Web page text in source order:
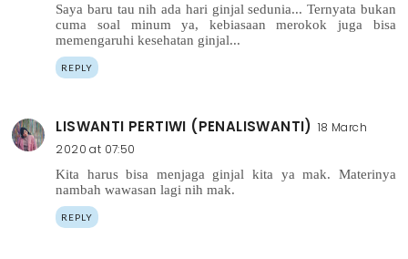
Saya baru tau nih ada hari ginjal sedunia... Ternyata bukan
cuma soal minum ya, kebiasaan merokok juga bisa
memengaruhi kesehatan ginjal...
REPLY
LISWANTI PERTIWI (PENALISWANTI) 18 March
2020 at 07:50
Kita harus bisa menjaga ginjal kita ya mak. Materinya
nambah wawasan lagi nih mak.
REPLY